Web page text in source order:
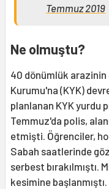
Temmuz 2019
Ne olmuştu?
40 dönümlük arazinin
Kurumu'na (KYK)
planlanan KYK yurdu
Temmuz'da polis,
etmişti. Öğrenciler,
Sabah saatlerinde
serbest bırakılmıştı.
kesimine başlanmıştı.